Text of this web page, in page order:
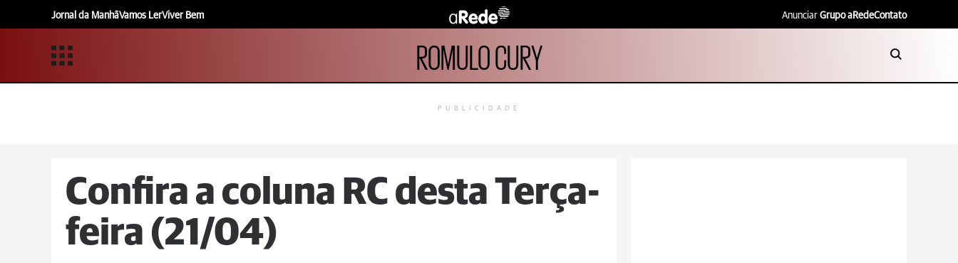
Jornal da ManhãVamos LerViver Bem Anunciar Grupo aRedeContato
ROMULO CURY
PUBLICIDADE
Confira a coluna RC desta Terça-
feira (21/04)